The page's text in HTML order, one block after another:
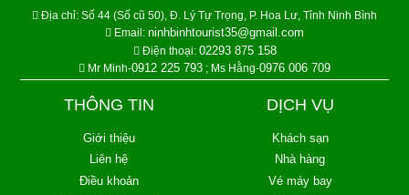
Địa chỉ: Số 44 (Số cũ 50), Đ. Lý Tự Trọng, P. Hoa Lư, Tỉnh Ninh Bình
Email: ninhbinhtourist35@gmail.com
Điện thoại: 02293 875 158
Mr Minh-0912 225 793 ; Ms Hằng-0976 006 709
THÔNG TIN
Giới thiệu
Liên hệ
Điều khoản
DỊCH VỤ
Khách sạn
Nhà hàng
Vé máy bay